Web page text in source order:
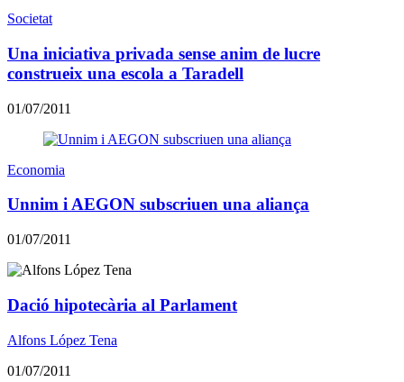
Societat
Una iniciativa privada sense anim de lucre
construeix una escola a Taradell
01/07/2011
Economia
Unnim i AEGON subscriuen una aliança
01/07/2011
Dació hipotecària al Parlament
Alfons López Tena
01/07/2011